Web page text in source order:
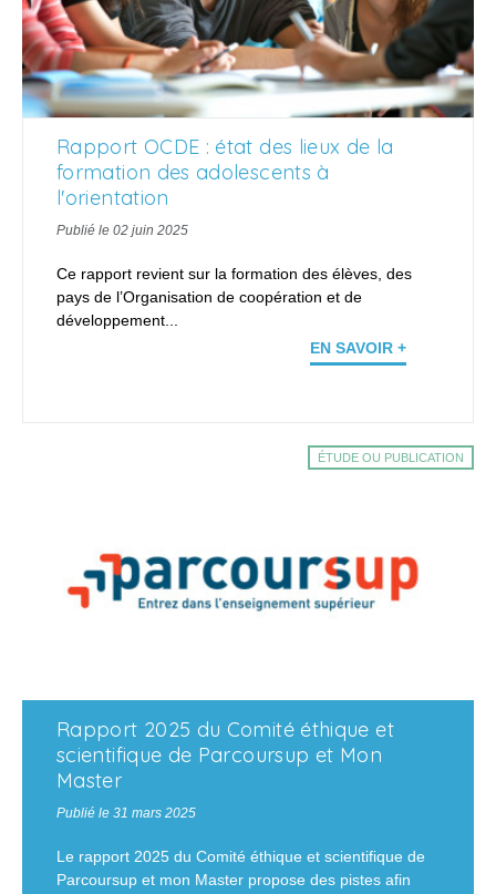
Rapport OCDE : état des lieux de la
formation des adolescents à
l'orientation
Publié le 02 juin 2025
Ce rapport revient sur la formation des élèves, des
pays de l’Organisation de coopération et de
développement...
EN SAVOIR +
ÉTUDE OU PUBLICATION
Rapport 2025 du Comité éthique et
scientifique de Parcoursup et Mon
Master
Publié le 31 mars 2025
Le rapport 2025 du Comité éthique et scientifique de
Parcoursup et mon Master propose des pistes afin